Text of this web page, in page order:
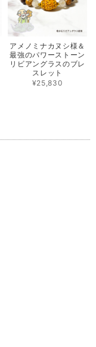
アメノミナカヌシ様＆
最強のパワーストーン
リビアングラスのブレ
スレット
¥25,830